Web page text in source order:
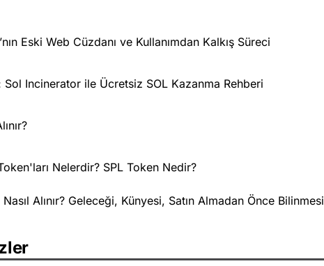
Eski Web Cüzdanı ve Kullanımdan Kalkış Süreci
Sol Incinerator ile Ücretsiz SOL Kazanma Rehberi
Nelerdir? SPL Token Nedir?
Alınır? Geleceği, Künyesi, Satın Almadan Önce Bilinmesi